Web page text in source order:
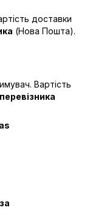
доставки
(Нова Пошта).
Вартість